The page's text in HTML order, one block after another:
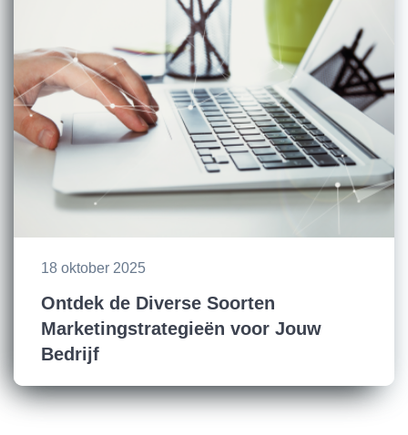
18 oktober 2025
Ontdek de Diverse Soorten
Marketingstrategieën voor Jouw
Bedrijf